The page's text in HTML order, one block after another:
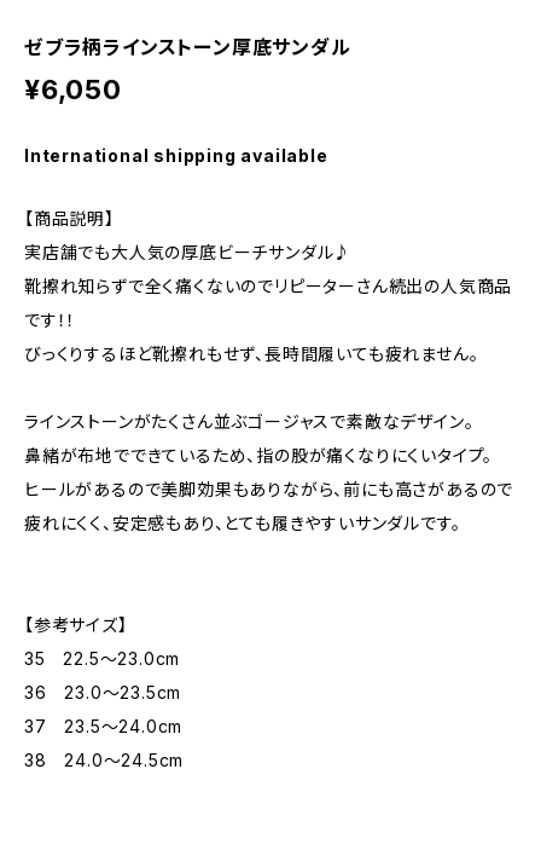
ゼブラ柄ラインストーン厚底サンダル
¥6,050
International shipping available
【商品説明】
実店舗でも大人気の厚底ビーチサンダル♪
靴擦れ知らずで全く痛くないのでリピーターさん続出の人気商品
です！！
びっくりするほど靴擦れもせず、長時間履いても疲れません。
ラインストーンがたくさん並ぶゴージャスで素敵なデザイン。
鼻緒が布地でできているため、指の股が痛くなりにくいタイプ。
ヒールがあるので美脚効果もありながら、前にも高さがあるので
疲れにくく、安定感もあり、とても履きやすいサンダルです。
【参考サイズ】
35 22.5〜23.0cm
36 23.0〜23.5cm
37 23.5〜24.0cm
38 24.0〜24.5cm